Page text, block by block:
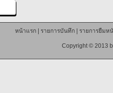
หน้าแรก| รายการบันทึก| รายการยืมห
Copyright © 2013